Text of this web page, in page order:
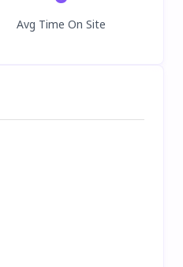
Avg Time On Site